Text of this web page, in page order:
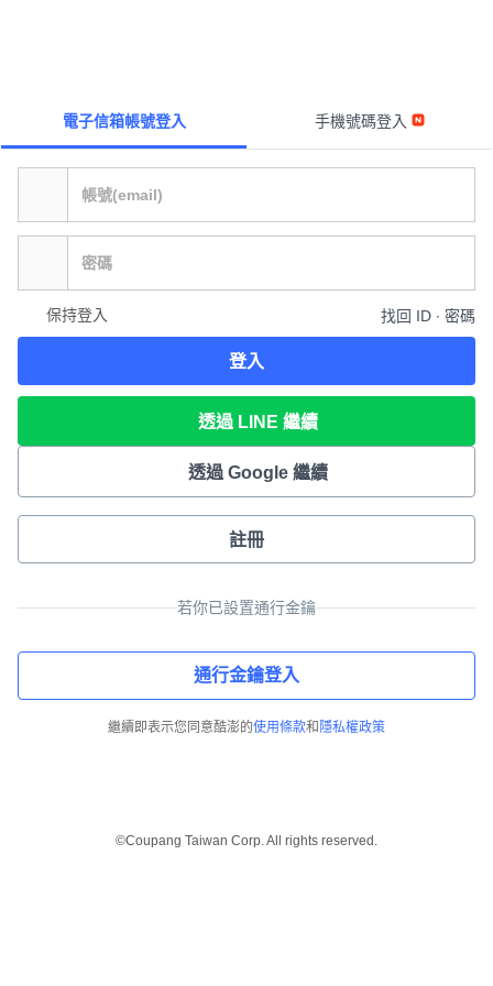
電子信箱帳號登入 手機號碼登入
保持登入 找回 ID ∙ 密碼
登入
透過 LINE 繼續
透過 Google 繼續
註冊
若你已設置通行金鑰
通行金鑰登入
繼續即表示您同意酷澎的使用條款和 隱私權政策
©Coupang Taiwan Corp. All rights reserved.